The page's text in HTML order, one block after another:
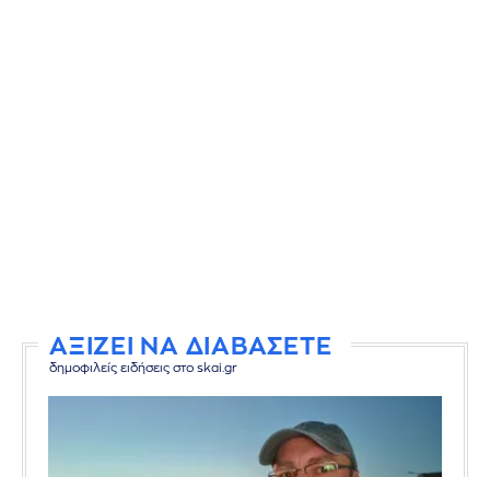
ΑΞΙΖΕΙ ΝΑ ΔΙΑΒΑΣΕΤΕ
δημοφιλείς ειδήσεις στο skai.gr